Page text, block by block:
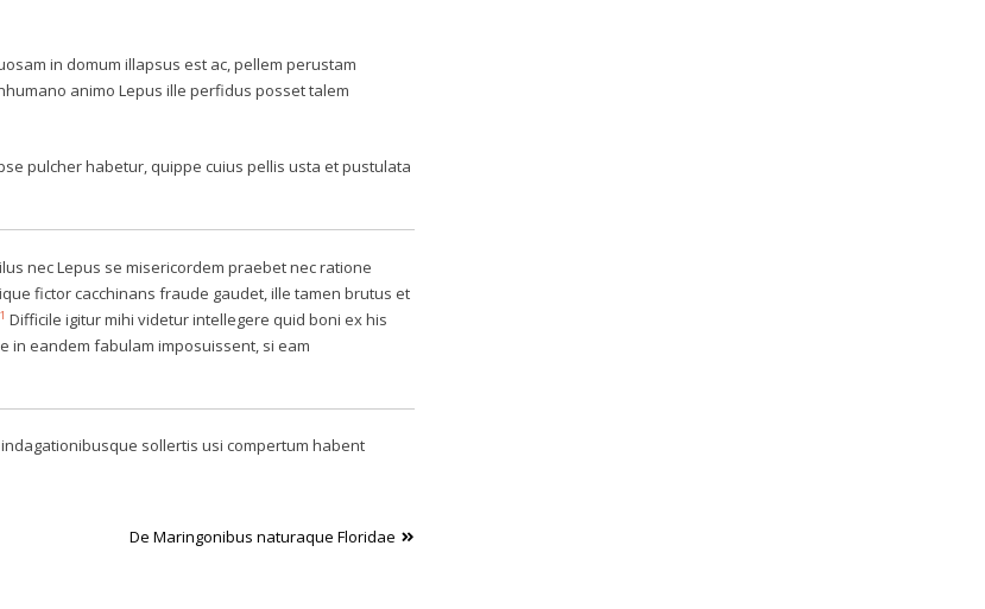
in domum illapsus est ac, pellem perustam
animo Lepus ille perfidus posset talem
pulcher habetur, quippe cuius pellis usta et pustulata
nec Lepus se misericordem praebet nec ratione
fictor cacchinans fraude gaudet, ille tamen brutus et
1 Difficile igitur mihi videtur intellegere quid boni ex his
in eandem fabulam imposuissent, si eam
sollertis usi compertum habent
De Maringonibus naturaque Floridae